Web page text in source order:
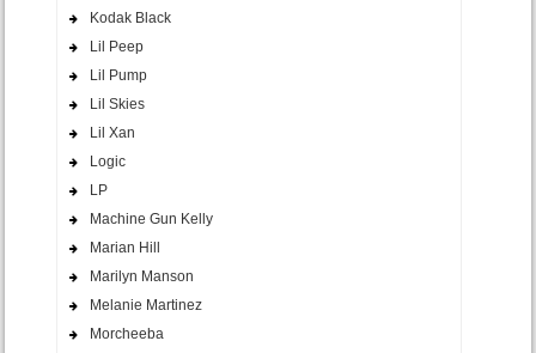
Kodak Black
Lil Peep
Lil Pump
Lil Skies
Lil Xan
Logic
LP
Machine Gun Kelly
Marian Hill
Marilyn Manson
Melanie Martinez
Morcheeba